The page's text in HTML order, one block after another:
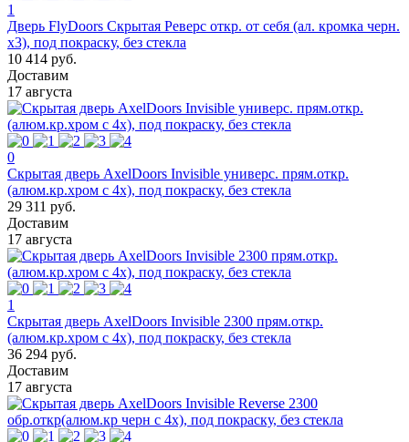
1
Дверь FlyDoors Скрытая Реверс откр. от себя (ал. кромка черн.
х3), под покраску, без стекла
10 414 руб.
Доставим
17 августа
0
Скрытая дверь AxelDoors Invisible универс. прям.откр.
(алюм.кр.хром с 4х), под покраску, без стекла
29 311 руб.
Доставим
17 августа
1
Скрытая дверь AxelDoors Invisible 2300 прям.откр.
(алюм.кр.хром с 4х), под покраску, без стекла
36 294 руб.
Доставим
17 августа